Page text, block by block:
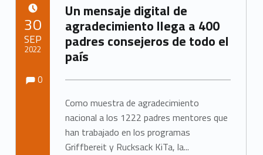
Un mensaje digital de
agradecimiento llega a 400
padres consejeros de todo el
país
Como muestra de agradecimiento
nacional a los 1222 padres mentores que
han trabajado en los programas
Griffbereit y Rucksack KiTa, la...
30
SEP
2022
0